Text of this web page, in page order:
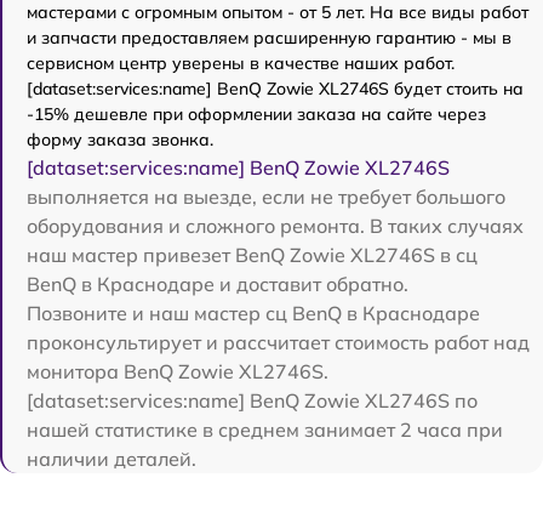
мастерами с огромным опытом - от 5 лет. На все виды работ
и запчасти предоставляем расширенную гарантию - мы в
сервисном центр уверены в качестве наших работ.
[dataset:services:name] BenQ Zowie XL2746S будет стоить на
-15% дешевле при оформлении заказа на сайте через
форму заказа звонка.
[dataset:services:name] BenQ Zowie XL2746S
выполняется на выезде, если не требует большого
оборудования и сложного ремонта. В таких случаях
наш мастер привезет BenQ Zowie XL2746S в сц
BenQ в Краснодаре и доставит обратно.
Позвоните и наш мастер сц BenQ в Краснодаре
проконсультирует и рассчитает стоимость работ над
монитора BenQ Zowie XL2746S.
[dataset:services:name] BenQ Zowie XL2746S по
нашей статистике в среднем занимает 2 часа при
наличии деталей.